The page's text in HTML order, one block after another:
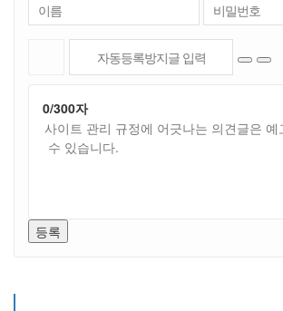
0/300자
등록